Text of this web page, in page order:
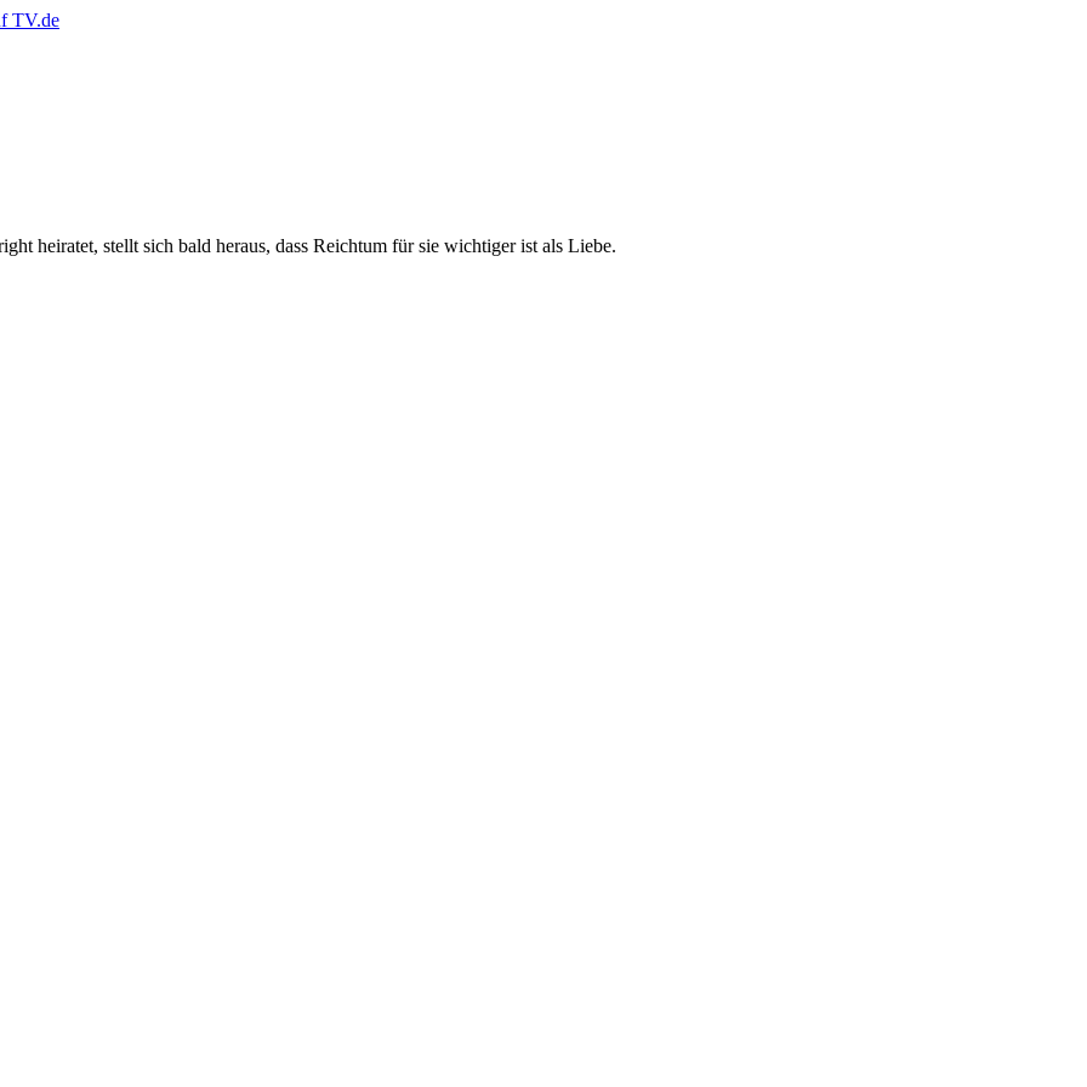
heiratet, stellt sich bald heraus, dass Reichtum für sie wichtiger ist als Liebe.